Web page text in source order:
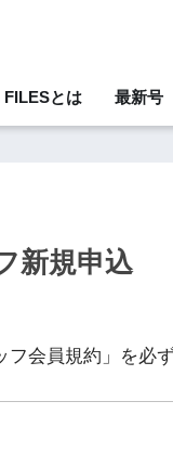
FILESとは 最新号
新規申込
会員規約」を必